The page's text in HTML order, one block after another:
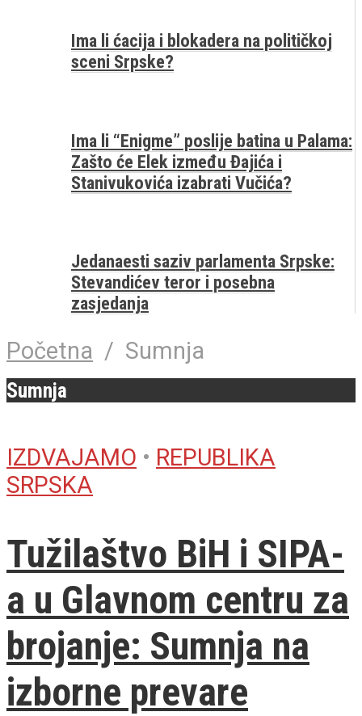
Ima li ćacija i blokadera na političkoj
sceni Srpske?
Ima li “Enigme” poslije batina u Palama:
Zašto će Elek između Đajića i
Stanivukovića izabrati Vučića?
Jedanaesti saziv parlamenta Srpske:
Stevandićev teror i posebna
zasjedanja
Početna / Sumnja
Sumnja
IZDVAJAMO • REPUBLIKA
SRPSKA
Tužilaštvo BiH i SIPA-
a u Glavnom centru za
brojanje: Sumnja na
izborne prevare